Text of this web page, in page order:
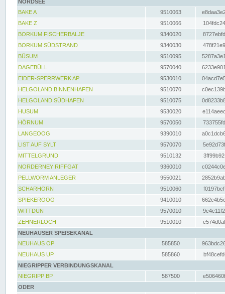
NORDSEE
BAKE A
9510063
BAKE Z
9510066
BORKUM FISCHERBALJE
9340020
BORKUM SÜDSTRAND
9340030
BÜSUM
9510095
DAGEBÜLL
9570040
EIDER-SPERRWERK AP
9530010
HELGOLAND BINNENHAFEN
9510070
HELGOLAND SÜDHAFEN
9510075
HUSUM
9530020
HÖRNUM
9570050
LANGEOOG
9390010
LIST AUF SYLT
9570070
MITTELGRUND
9510132
NORDERNEY RIFFGAT
9360010
PELLWORM ANLEGER
9550021
SCHARHÖRN
9510060
SPIEKEROOG
9410010
WITTDÜN
9570010
ZEHNERLOCH
9510010
NEUHAUSER SPEISEKANAL
NEUHAUS OP
585850
NEUHAUS UP
585860
NIEGRIPPER VERBINDUNGSKANAL
NIEGRIPP BP
587500
ODER